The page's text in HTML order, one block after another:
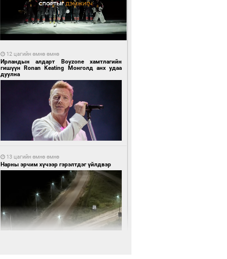
12 цагийн өмнө өмнө
Ирландын алдарт Boyzone хамтлагийн
гишүүн Ronan Keating Монголд анх удаа
дуулна
13 цагийн өмнө өмнө
Нарны эрчим хүчээр гэрэлтдэг үйлдвэр